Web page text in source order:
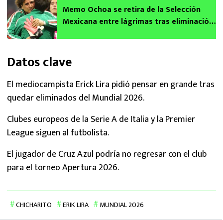
Memo Ochoa se retira de la Selección
Mexicana entre lágrimas tras eliminación
Datos clave
El mediocampista Erick Lira pidió pensar en grande tras
quedar eliminados del Mundial 2026.
Clubes europeos de la Serie A de Italia y la Premier
League siguen al futbolista.
El jugador de Cruz Azul podría no regresar con el club
para el torneo Apertura 2026.
CHICHARITO ERIK LIRA MUNDIAL 2026